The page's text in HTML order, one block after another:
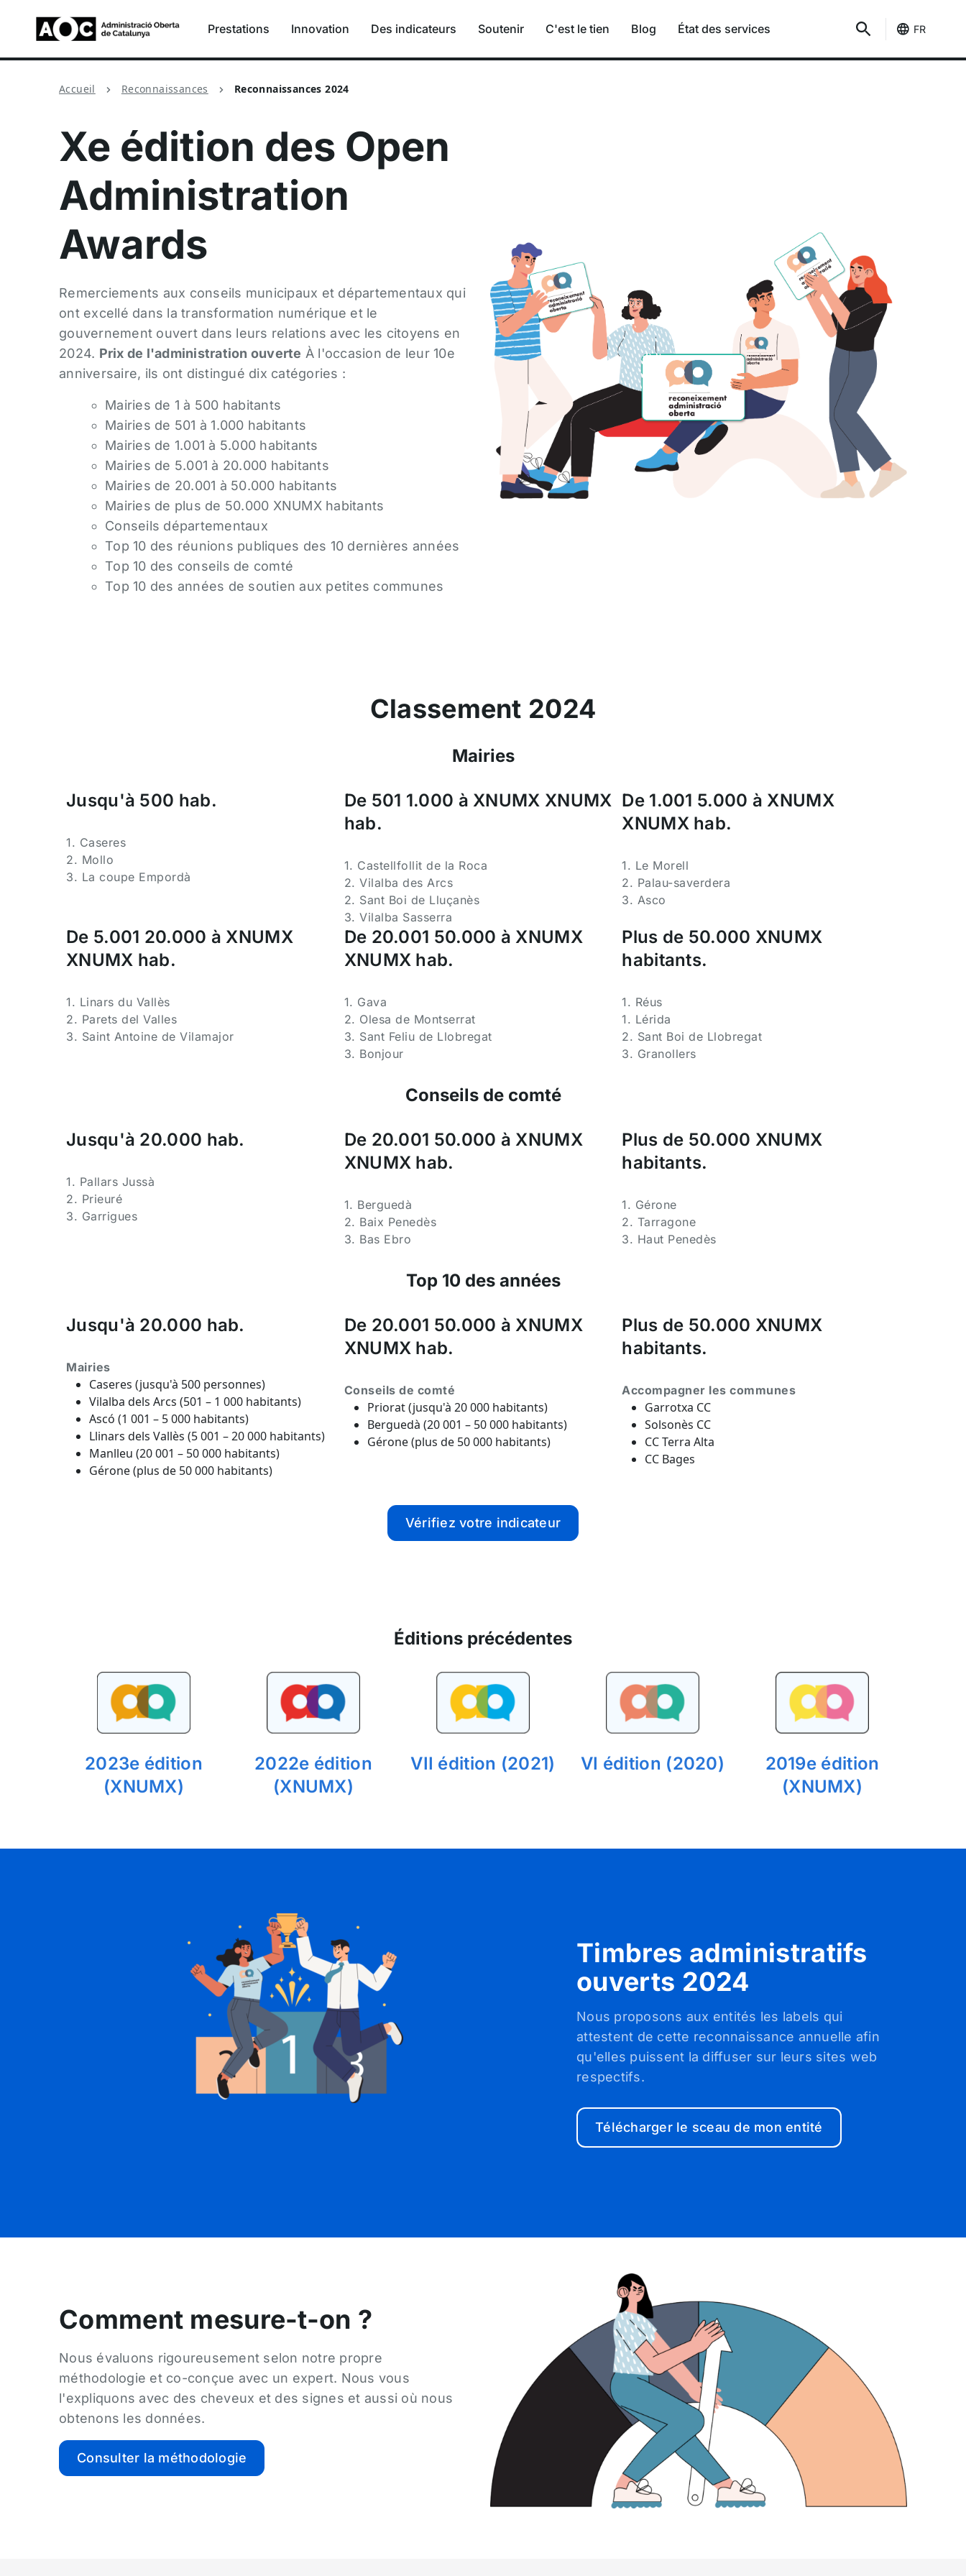
Prestations Innovation Des indicateurs Soutenir C'est le tien Blog État des services FR
Accueil Reconnaissances Reconnaissances 2024
Xe édition des Open
Administration
Awards
Remerciements aux conseils municipaux et départementaux qui
ont excellé dans la transformation numérique et le
gouvernement ouvert dans leurs relations avec les citoyens en
2024. Prix ​​de l'administration ouverte À l'occasion de leur 10e
anniversaire, ils ont distingué dix catégories :
Mairies de 1 à 500 habitants
Mairies de 501 à 1.000 habitants
Mairies de 1.001 à 5.000 habitants
Mairies de 5.001 à 20.000 habitants
Mairies de 20.001 à 50.000 habitants
Mairies de plus de 50.000 XNUMX habitants
Conseils départementaux
Top 10 des réunions publiques des 10 dernières années
Top 10 des conseils de comté
Top 10 des années de soutien aux petites communes
Classement 2024
Mairies
Jusqu'à 500 hab.
1. Caseres
2. Mollo
3. La coupe Empordà
De 501 1.000 à XNUMX XNUMX
hab.
1. Castellfollit de la Roca
2. Vilalba des Arcs
2. Sant Boi de Lluçanès
3. Vilalba Sasserra
De 1.001 5.000 à XNUMX
XNUMX hab.
1. Le Morell
2. Palau-saverdera
3. Asco
De 5.001 20.000 à XNUMX
XNUMX hab.
1. Linars du Vallès
2. Parets del Valles
3. Saint Antoine de Vilamajor
De 20.001 50.000 à XNUMX
XNUMX hab.
1. Gava
2. Olesa de Montserrat
3. Sant Feliu de Llobregat
3. Bonjour
Plus de 50.000 XNUMX
habitants.
1. Réus
1. Lérida
2. Sant Boi de Llobregat
3. Granollers
Conseils de comté
Jusqu'à 20.000 hab.
1. Pallars Jussà
2. Prieuré
3. Garrigues
De 20.001 50.000 à XNUMX
XNUMX hab.
1. Berguedà
2. Baix Penedès
3. Bas Ebro
Plus de 50.000 XNUMX
habitants.
1. Gérone
2. Tarragone
3. Haut Penedès
Top 10 des années
Jusqu'à 20.000 hab.
Mairies
Caseres (jusqu'à 500 personnes)
Vilalba dels Arcs (501 – 1 000 habitants)
Ascó (1 001 – 5 000 habitants)
Llinars dels Vallès (5 001 – 20 000 habitants)
Manlleu (20 001 – 50 000 habitants)
Gérone (plus de 50 000 habitants)
De 20.001 50.000 à XNUMX
XNUMX hab.
Conseils de comté
Priorat (jusqu'à 20 000 habitants)
Berguedà (20 001 – 50 000 habitants)
Gérone (plus de 50 000 habitants)
Plus de 50.000 XNUMX
habitants.
Accompagner les communes
Garrotxa CC
Solsonès CC
CC Terra Alta
CC Bages
Vérifiez votre indicateur
Éditions précédentes
2023e édition
(XNUMX)
2022e édition
(XNUMX)
VII édition (2021) VI édition (2020)
2019e édition
(XNUMX)
Timbres administratifs
ouverts 2024
Nous proposons aux entités les labels qui
attestent de cette reconnaissance annuelle afin
qu'elles puissent la diffuser sur leurs sites web
respectifs.
Télécharger le sceau de mon entité
Comment mesure-t-on ?
Nous évaluons rigoureusement selon notre propre
méthodologie et co-conçue avec un expert. Nous vous
l'expliquons avec des cheveux et des signes et aussi où nous
obtenons les données.
Consulter la méthodologie